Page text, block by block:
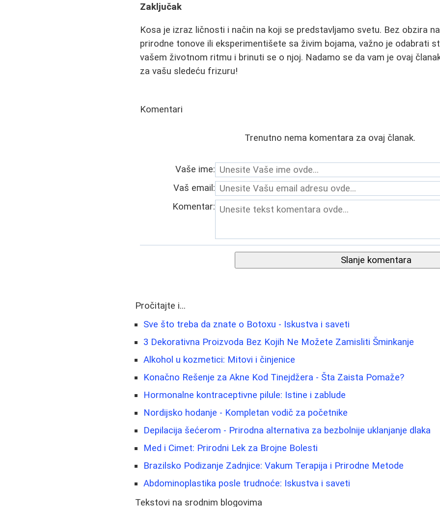
Zaključak
Kosa je izraz ličnosti i način na koji se predstavljamo svetu. Bez obzira
prirodne tonove ili eksperimentišete sa živim bojama, važno je odabrati
vašem životnom ritmu i brinuti se o njoj. Nadamo se da vam je ovaj
za vašu sledeću frizuru!
Komentari
Trenutno nema komentara za ovaj članak.
Vaše ime:
Vaš email:
Komentar:
Slanje komentara
Pročitajte i...
Sve što treba da znate o Botoxu - Iskustva i saveti
3 Dekorativna Proizvoda Bez Kojih Ne Možete Zamisliti Šminkanje
Alkohol u kozmetici: Mitovi i činjenice
Konačno Rešenje za Akne Kod Tinejdžera - Šta Zaista Pomaže?
Hormonalne kontraceptivne pilule: Istine i zablude
Nordijsko hodanje - Kompletan vodič za početnike
Depilacija šećerom - Prirodna alternativa za bezbolnije uklanjanje dlaka
Med i Cimet: Prirodni Lek za Brojne Bolesti
Brazilsko Podizanje Zadnjice: Vakum Terapija i Prirodne Metode
Abdominoplastika posle trudnoće: Iskustva i saveti
Tekstovi na srodnim blogovima